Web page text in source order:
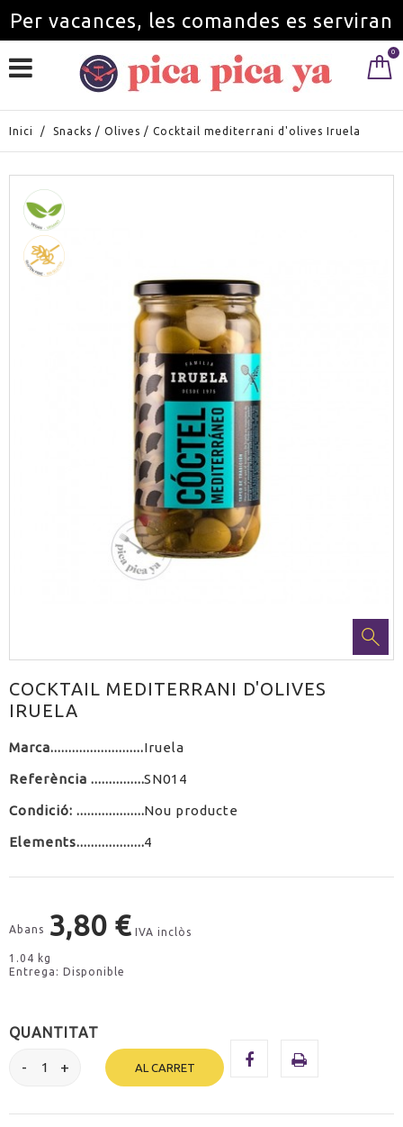
Per vacances, les comandes es serviran
a partir de l'1 de setembre.
0
Inici / Snacks / Olives / Cocktail mediterrani d'olives Iruela
COCKTAIL MEDITERRANI D'OLIVES
IRUELA
Marca Iruela
Referència SN014
Condició: Nou producte
Elements 4
Abans 3,80 € IVA inclòs
1.04 kg
Entrega: Disponible
QUANTITAT
AL CARRET